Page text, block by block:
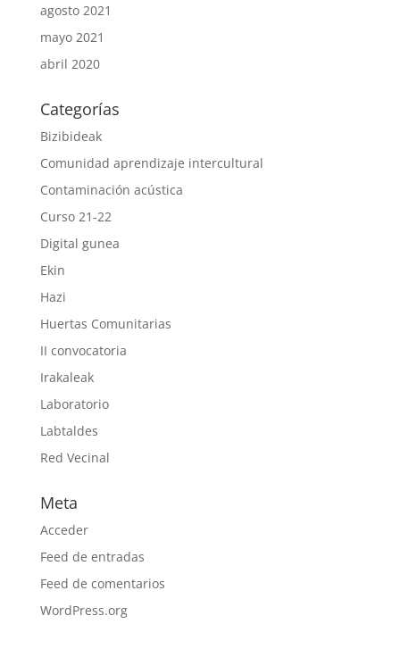
agosto 2021
mayo 2021
abril 2020
Categorías
Bizibideak
Comunidad aprendizaje intercultural
Contaminación acústica
Curso 21-22
Digital gunea
Ekin
Hazi
Huertas Comunitarias
II convocatoria
Irakaleak
Laboratorio
Labtaldes
Red Vecinal
Meta
Acceder
Feed de entradas
Feed de comentarios
WordPress.org